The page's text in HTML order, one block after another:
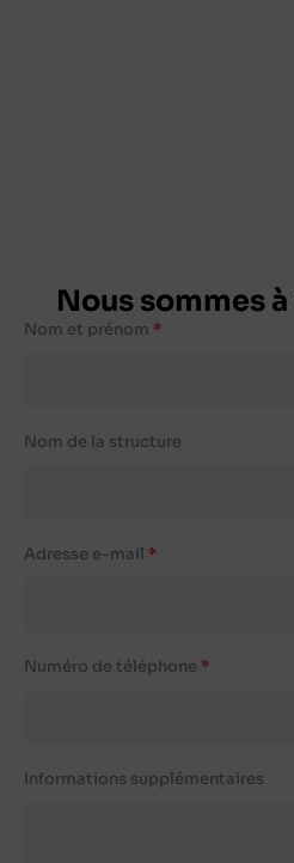
Nous sommes
Nom et prénom
Nom de la structure
Adresse e-mail
Numéro de téléphone
Informations supplémentaires